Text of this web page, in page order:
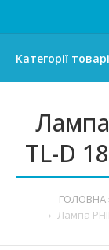
Категорії
TL-D
ГОЛОВНА
Лампа